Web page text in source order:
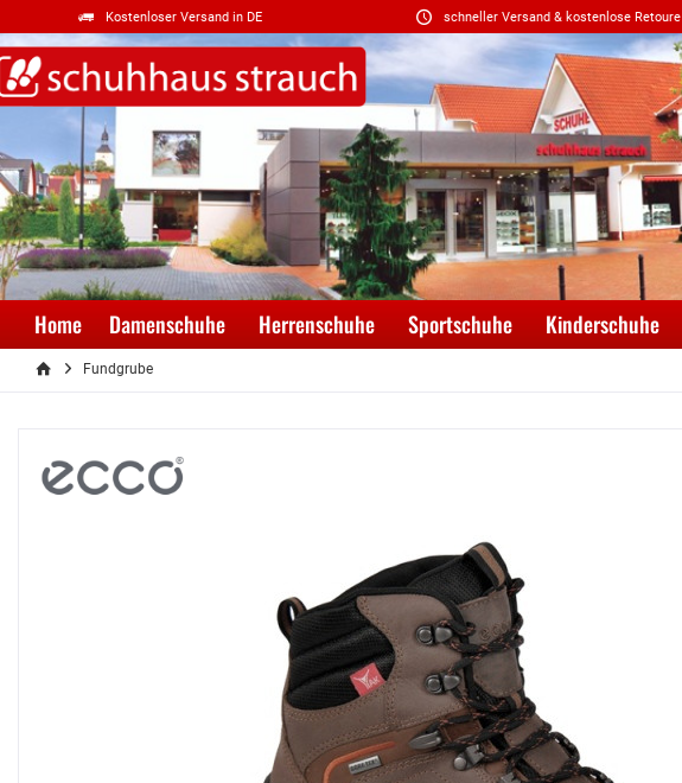
Kostenloser Versand in DE schneller Versand & kostenlose Retoure
Home Damenschuhe Herrenschuhe Sportschuhe Kinderschuhe
Fundgrube